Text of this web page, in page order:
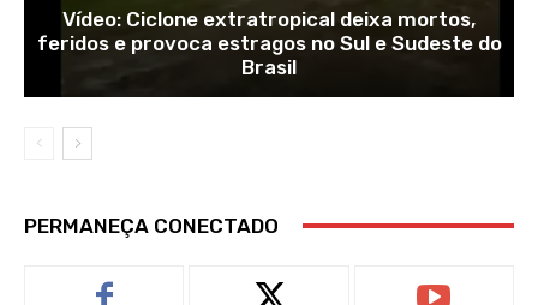
Vídeo: Ciclone extratropical deixa mortos,
feridos e provoca estragos no Sul e Sudeste do
Brasil
PERMANEÇA CONECTADO